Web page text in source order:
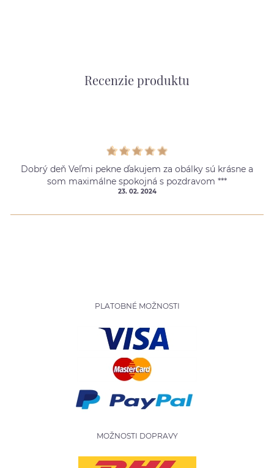
Recenzie produktu
Dobrý deň Veľmi pekne ďakujem za obálky sú krásne a
som maximálne spokojná s pozdravom ***
23. 02. 2024
PLATOBNÉ MOŽNOSTI
MOŽNOSTI DOPRAVY